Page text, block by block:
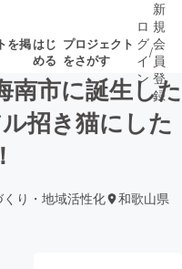
を掲はじ
める
プロジェクト
をさがす
募集終了が近いプ
ロ
グ
イ
ン
/
新
規
会
員
登
録
南市に誕生した
招き猫にした
くり・地域活性化 和歌山県